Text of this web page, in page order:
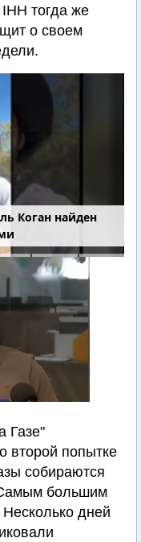
тогда же
о своем
Коган найден
Газе"
второй попытке
собираются
Самым большим
дней